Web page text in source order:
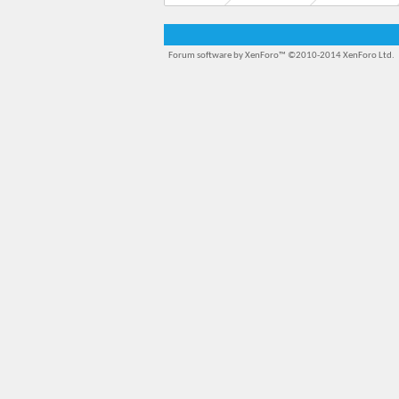
Forum software by XenForo™ ©2010-2014 XenForo Ltd.